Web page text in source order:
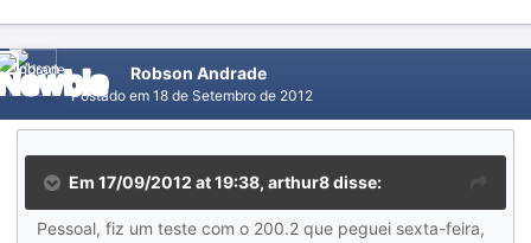
Robson Andrade
Postado em 18 de Setembro de 2012
Em 17/09/2012 at 19:38, arthur8 disse:
Pessoal, fiz um teste com o 200.2 que peguei sexta-feira,